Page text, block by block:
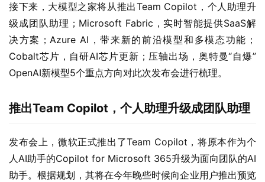
接下来，大模型之家将从推出Team Copilot，个人助理升
级成团队助理；Microsoft Fabric，实时智能提供SaaS解
决方案；Azure AI，带来新的前沿模型和多模态功能；
Cobalt芯片，自研AI芯片更新；压轴出场，奥特曼“自爆”
OpenAI新模型5个重点方向对此次发布会进行梳理。
推出Team Copilot ， 个人助理升级成团队助理
发布会上，微软正式推出了Team Copilot，将原本作为个
人AI助手的Copilot for Microsoft 365升级为面向团队的AI
助手。根据规划，其将在今年晚些时候向企业用户推出预览